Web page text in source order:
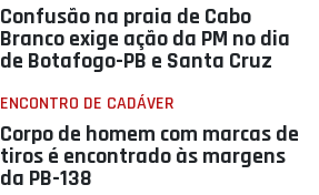
Confusão na praia de Cabo
Branco exige ação da PM no dia
de Botafogo-PB e Santa Cruz
ENCONTRO DE CADÁVER
Corpo de homem com marcas de
tiros é encontrado às margens
da PB-138